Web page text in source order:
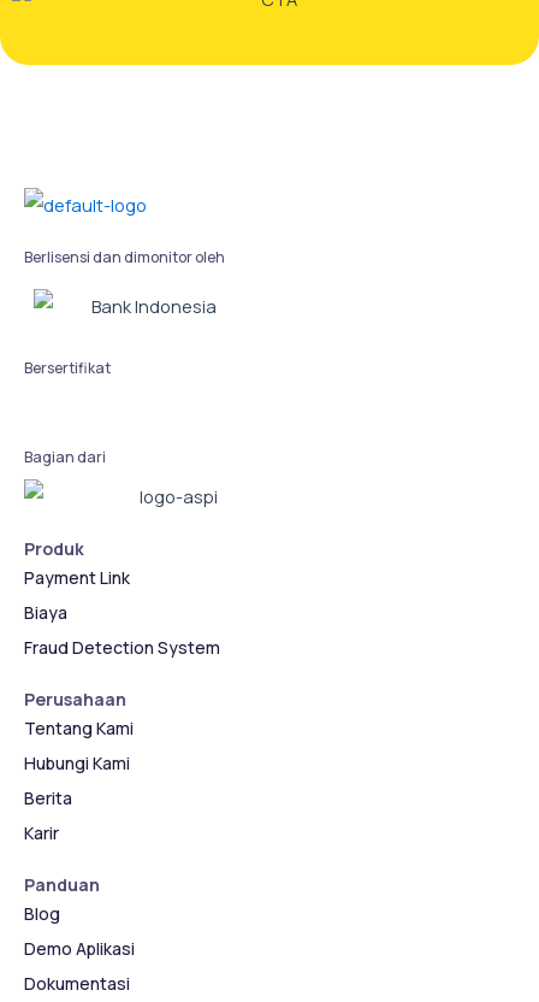
Berlisensi dan dimonitor oleh
Bersertifikat
Bagian dari
Produk
Payment Link
Biaya
Fraud Detection System
Perusahaan
Tentang Kami
Hubungi Kami
Berita
Karir
Panduan
Blog
Demo Aplikasi
Dokumentasi